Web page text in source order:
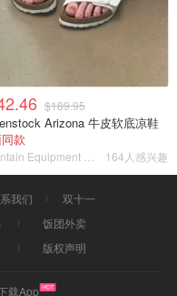
$189.95
Arizona 牛皮软底凉鞋
款
164人感兴趣
我们
双十一
饭团外卖
版权声明
载App